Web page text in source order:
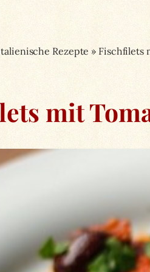
Rezepte » Fischfilets
mit